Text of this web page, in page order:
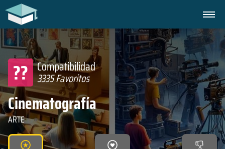
Cinematografía
Compatibilidad
3335 Favoritos
??
ARTE